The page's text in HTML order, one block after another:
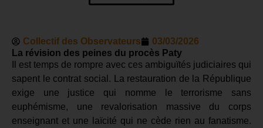
Collectif des Observateurs
03/03/2026
La révision des peines du procès Paty
Il est temps de rompre avec ces ambiguïtés judiciaires qui
sapent le contrat social. La restauration de la République
exige une justice qui nomme le terrorisme sans
euphémisme, une revalorisation massive du corps
enseignant et une laïcité qui ne cède rien au fanatisme.